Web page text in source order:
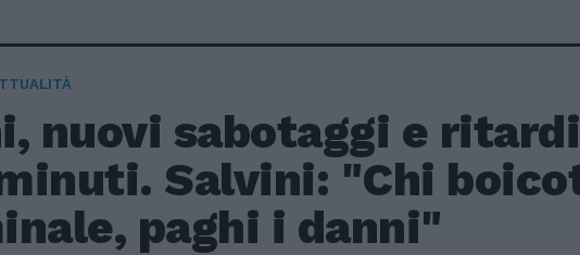
nuovi sabotaggi e
Salvini: "Chi
paghi i danni"